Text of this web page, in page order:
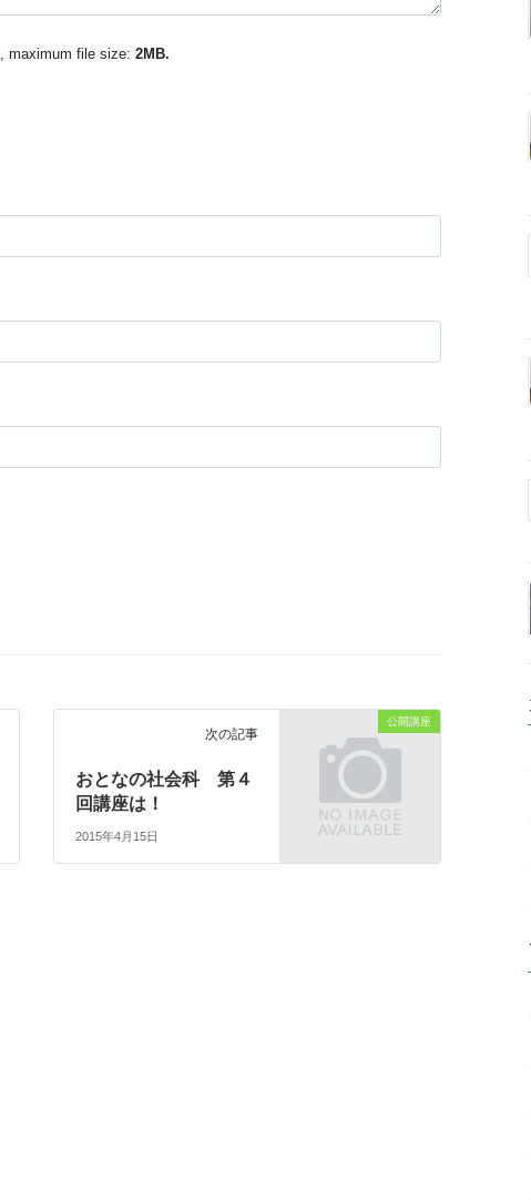
, maximum file size: 2MB.
公開講座
次の記事
おとなの社会科 第４
回講座は！
2015年4月15日